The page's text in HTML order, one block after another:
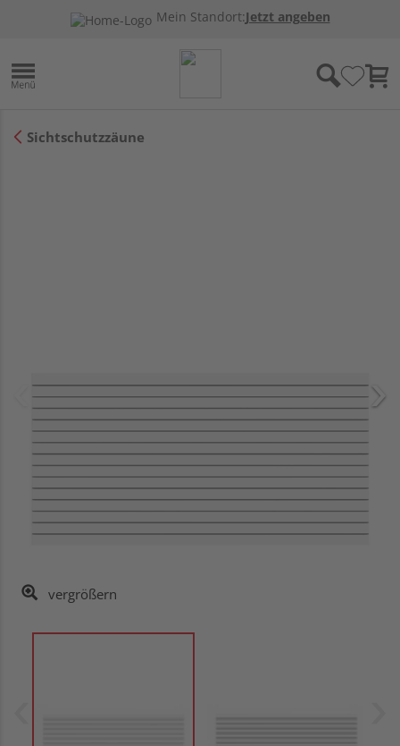
Mein Standort:Jetzt angeben
Sichtschutzzäune
vergrößern